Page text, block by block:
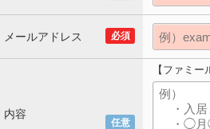
必須
メールアドレス
任意
内容
【ファミ